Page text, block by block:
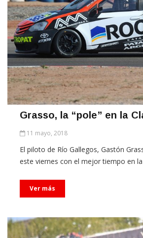
Grasso, la “pole” en la
11 mayo, 2018
El piloto de Río Gallegos, Gastón
este viernes con el mejor tiempo en la
Ver más